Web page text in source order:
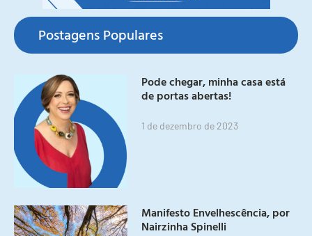
Postagens Populares
Pode chegar, minha casa está
de portas abertas!
1 de dezembro de 2023
Manifesto Envelhescência, por
Nairzinha Spinelli